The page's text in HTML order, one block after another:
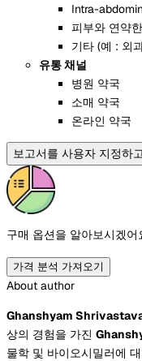
Intra-
피부와 연약
기타 (예 : 외
유통 채널
병원 약국
소매 약국
온라인 약국
보고서를 사용자 지정하
구매 옵션을 알아보시겠어
가격 분석 가져오기
About author
Ghanshyam
상의 경험을 가진
물학 및 바이오시밀러에